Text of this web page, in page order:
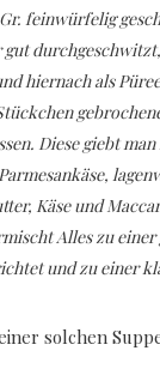
feinwürfelig
gut
hiernach als
Diese giebt
Käse und
Alles zu
und zu einer
solchen